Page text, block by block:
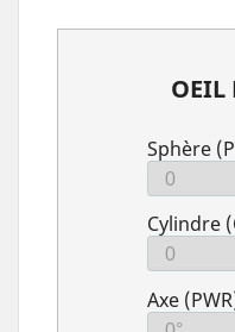
OEIL
Sphère
Cylindre
Axe